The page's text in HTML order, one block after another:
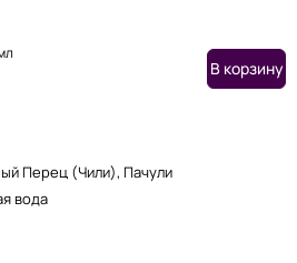
В корзину
Перец (Чили), Пачули
вода